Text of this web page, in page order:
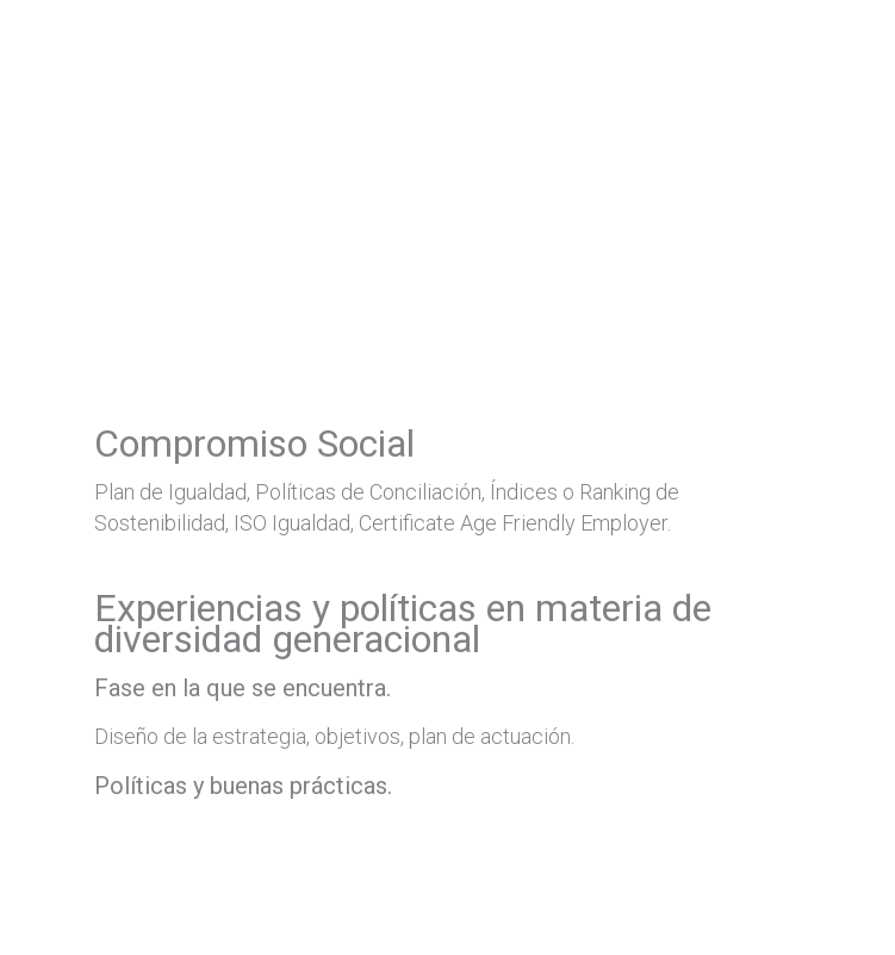
Compromiso Social
Plan de Igualdad, Políticas de Conciliación, Índices o Ranking de
Sostenibilidad, ISO Igualdad, Certificate Age Friendly Employer.
Experiencias y políticas en materia de
diversidad generacional
Fase en la que se encuentra.
Diseño de la estrategia, objetivos, plan de actuación.
Políticas y buenas prácticas.